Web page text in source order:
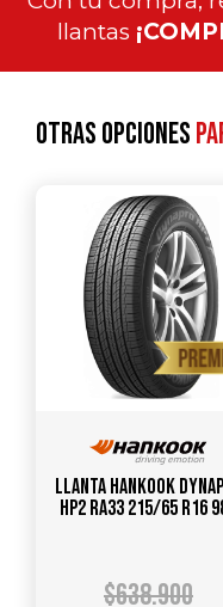
llantas
Otras opciones
Llanta HANKOOK
HP2 RA33 215/65 R16
$638.900